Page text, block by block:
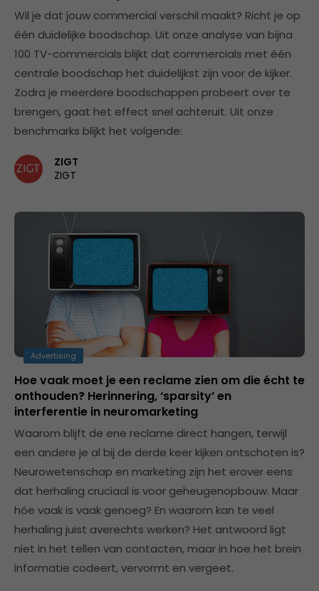
Wil je dat jouw commercial verschil maakt? Richt je op
één duidelijke boodschap. Uit onze analyse van bijna
100 TV-commercials blijkt dat commercials met één
centrale boodschap het duidelijkst zijn voor de kijker.
Zodra je meerdere boodschappen probeert over te
brengen, gaat het effect snel achteruit. Uit onze
benchmarks blijkt het volgende:
ZIGT
ZIGT
Advertising
Hoe vaak moet je een reclame zien om die écht te
onthouden? Herinnering, ‘sparsity’ en
interferentie in neuromarketing
Waarom blijft de ene reclame direct hangen, terwijl
een andere je al bij de derde keer kijken ontschoten is?
Neurowetenschap en marketing zijn het erover eens
dat herhaling cruciaal is voor geheugenopbouw. Maar
hóe vaak is vaak genoeg? En waarom kan te veel
herhaling juist averechts werken? Het antwoord ligt
niet in het tellen van contacten, maar in hoe het brein
informatie codeert, vervormt en vergeet.